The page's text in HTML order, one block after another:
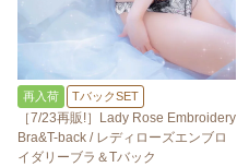
再入荷 TバックSET
［7/23再販!］Lady Rose Embroidery
Bra&T-back / レディローズエンブロ
イダリーブラ＆Tバック